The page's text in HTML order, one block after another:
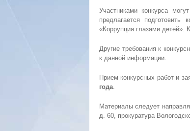
Участниками конкурса
предлагается подготовить
«Коррупция глазами детей».
Другие требования к
к данной информации.
Прием конкурсных работ и
года.
Материалы следует
д. 60, прокуратура